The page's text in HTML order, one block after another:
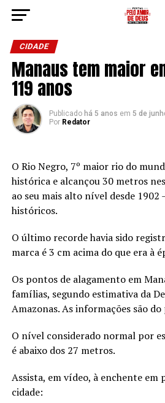
CIDADE
Manaus tem maior
119 anos
Publicado há 5 anos em 5 de
Por Redator
O Rio Negro, 7º maior rio do
histórica e alcançou 30 metros
ao seu mais alto nível desde
históricos.
O último recorde havia sido
marca é 3 cm acima do que era à
Os pontos de alagamento em
famílias, segundo estimativa da
Amazonas. As informações são
O nível considerado normal por
é abaixo dos 27 metros.
Assista, em vídeo, à enchente
cidade: